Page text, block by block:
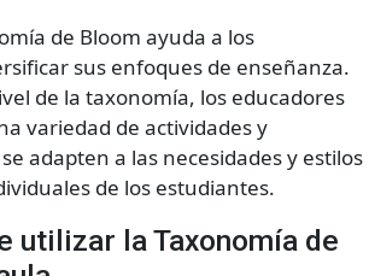
de Bloom ayuda a los
sus enfoques de enseñanza.
de la taxonomía, los educadores
variedad de actividades y
adapten a las necesidades y estilos
de los estudiantes.
utilizar la Taxonomía de